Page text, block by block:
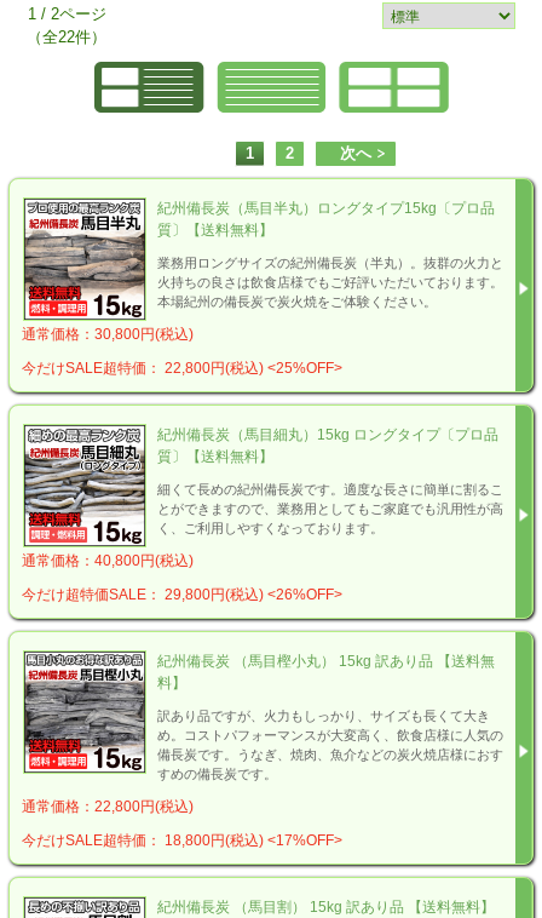
1 / 2ページ
（全22件）
1 2 次へ
紀州備長炭（馬目半丸）ロングタイプ15kg〔プロ品
質〕【送料無料】
業務用ロングサイズの紀州備長炭（半丸）。抜群の火力と
火持ちの良さは飲食店様でもご好評いただいております。
本場紀州の備長炭で炭火焼をご体験ください。
通常価格：30,800円(税込)
今だけSALE超特価： 22,800円(税込) <25%OFF>
紀州備長炭（馬目細丸）15kg ロングタイプ〔プロ品
質〕【送料無料】
細くて長めの紀州備長炭です。適度な長さに簡単に割るこ
とができますので、業務用としてもご家庭でも汎用性が高
く、ご利用しやすくなっております。
通常価格：40,800円(税込)
今だけ超特価SALE： 29,800円(税込) <26%OFF>
紀州備長炭 （馬目樫小丸） 15kg 訳あり品 【送料無
料】
訳あり品ですが、火力もしっかり、サイズも長くて大き
め。コストパフォーマンスが大変高く、飲食店様に人気の
備長炭です。うなぎ、焼肉、魚介などの炭火焼店様におす
すめの備長炭です。
通常価格：22,800円(税込)
今だけSALE超特価： 18,800円(税込) <17%OFF>
紀州備長炭 （馬目割） 15kg 訳あり品 【送料無料】